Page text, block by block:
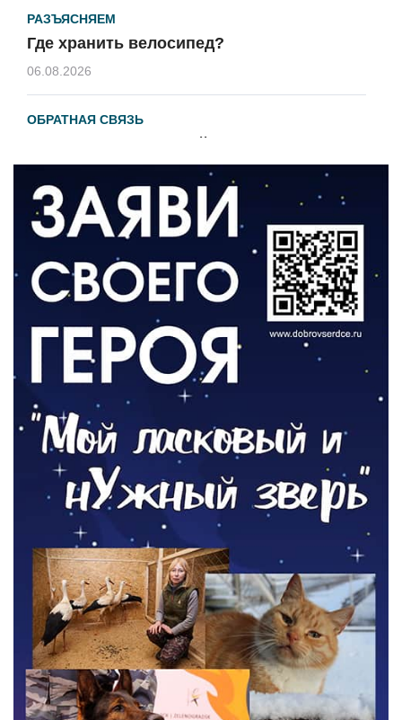
РАЗЪЯСНЯЕМ
Где хранить велосипед?
06.08.2026
ОБРАТНАЯ СВЯЗЬ
Администрация онлайн
ВЛАСТЬ
День памяти и «Симфония народов»
06.08.2026
Новый настил на экотропе
05.08.2026